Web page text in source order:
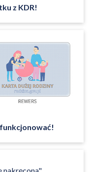
z KDR!